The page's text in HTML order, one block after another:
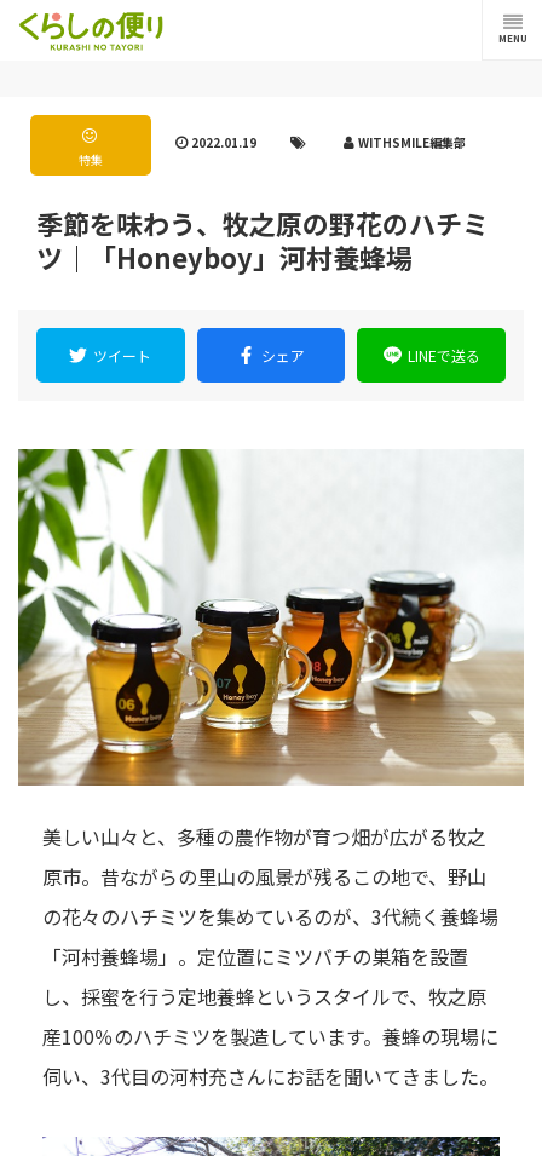
MENU
特集
2022.01.19 WITHSMILE編集部
季節を味わう、牧之原の野花のハチミ
ツ｜「Honeyboy」河村養蜂場
ツイート シェア LINEで送る
美しい山々と、多種の農作物が育つ畑が広がる牧之
原市。昔ながらの里山の風景が残るこの地で、野山
の花々のハチミツを集めているのが、3代続く養蜂場
「河村養蜂場」。定位置にミツバチの巣箱を設置
し、採蜜を行う定地養蜂というスタイルで、牧之原
産100％のハチミツを製造しています。養蜂の現場に
伺い、3代目の河村充さんにお話を聞いてきました。